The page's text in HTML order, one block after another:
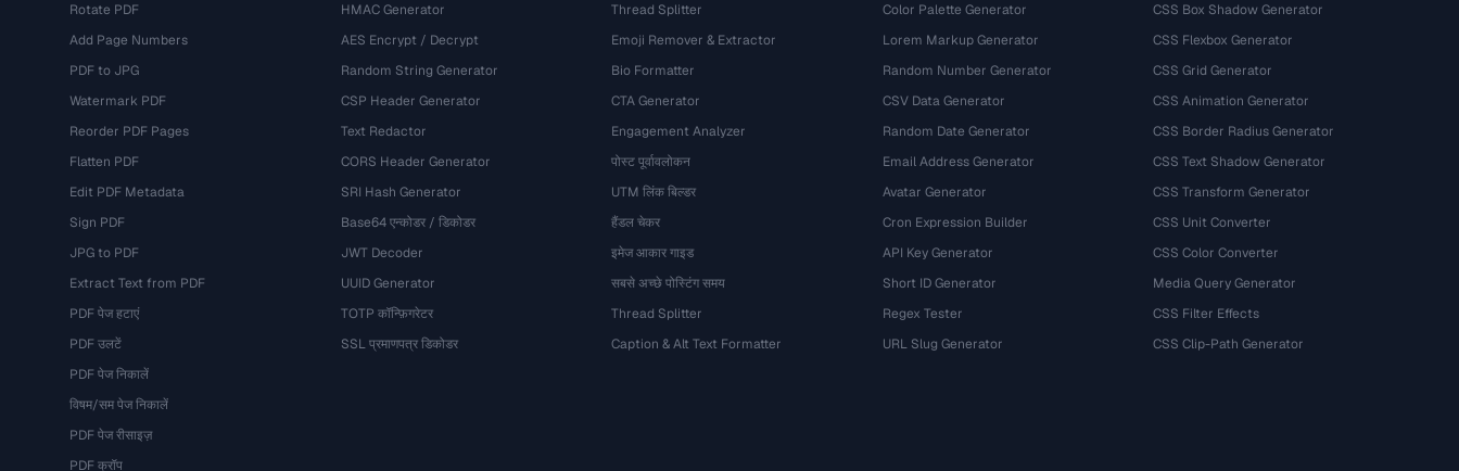
Rotate PDF
Add Page Numbers
PDF to JPG
Watermark PDF
Reorder PDF Pages
Flatten PDF
Edit PDF Metadata
Sign PDF
JPG to PDF
Extract Text from PDF
PDF पेज हटाएं
PDF उलटें
PDF पेज निकालें
विषम/सम पेज निकालें
PDF पेज रीसाइज़
PDF क्रॉप
HMAC Generator
AES Encrypt / Decrypt
Random String Generator
CSP Header Generator
Text Redactor
CORS Header Generator
SRI Hash Generator
Base64 एन्कोडर / डिकोडर
JWT Decoder
UUID Generator
TOTP कॉन्फ़िगरेटर
SSL प्रमाणपत्र डिकोडर
Thread Splitter
Emoji Remover & Extractor
Bio Formatter
CTA Generator
Engagement Analyzer
पोस्ट पूर्वावलोकन
UTM लिंक बिल्डर
हैंडल चेकर
इमेज आकार गाइड
सबसे अच्छे पोस्टिंग समय
Thread Splitter
Caption & Alt Text Formatter
Color Palette Generator
Lorem Markup Generator
Random Number Generator
CSV Data Generator
Random Date Generator
Email Address Generator
Avatar Generator
Cron Expression Builder
API Key Generator
Short ID Generator
Regex Tester
URL Slug Generator
CSS Box Shadow Generator
CSS Flexbox Generator
CSS Grid Generator
CSS Animation Generator
CSS Border Radius Generator
CSS Text Shadow Generator
CSS Transform Generator
CSS Unit Converter
CSS Color Converter
Media Query Generator
CSS Filter Effects
CSS Clip-Path Generator